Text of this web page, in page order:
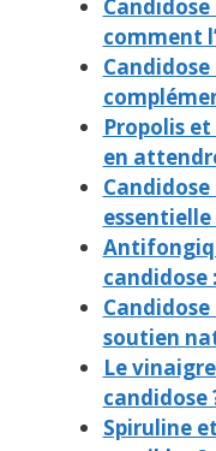
comment
Propolis
en
candidose
soutien
Le
candidose
Spiruline